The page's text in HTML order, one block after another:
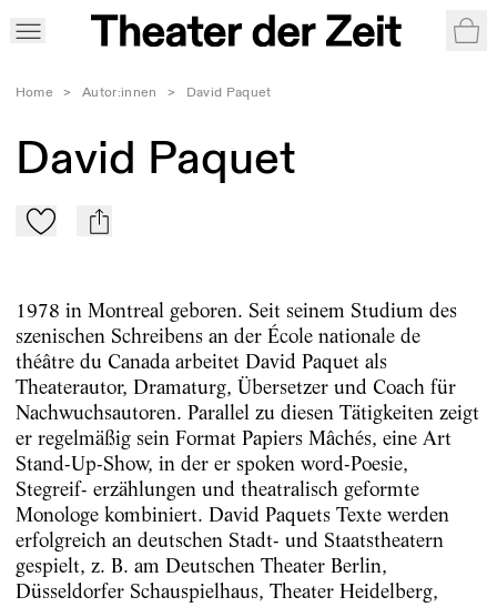
Home > Autor:innen > David Paquet
David Paquet
Zu Mein-TdZ hinzufügen
mail
1978 in Montreal geboren. Seit seinem Studium des
szenischen Schreibens an der École nationale de
théâtre du Canada arbeitet David Paquet als
Theaterautor, Dramaturg, Übersetzer und Coach für
Nachwuchsautoren. Parallel zu diesen Tätigkeiten zeigt
er regelmäßig sein Format Papiers Mâchés, eine Art
Stand-Up-Show, in der er spoken word-Poesie,
Stegreif- erzählungen und theatralisch geformte
Monologe kombiniert. David Paquets Texte werden
erfolgreich an deutschen Stadt- und Staatstheatern
gespielt, z. B. am Deutschen Theater Berlin,
Düsseldorfer Schauspielhaus, Theater Heidelberg,